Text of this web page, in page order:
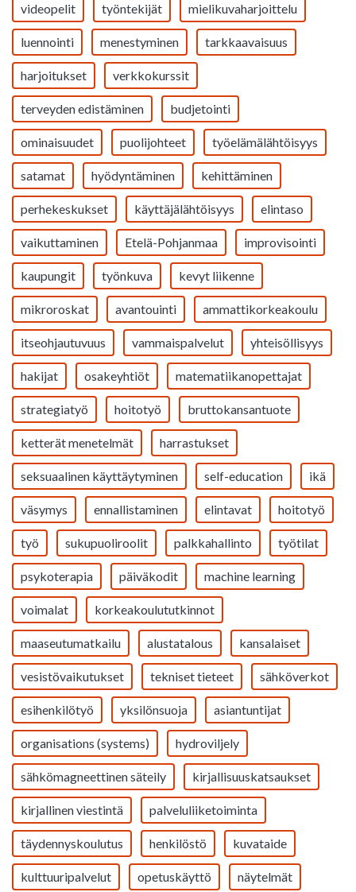
videopelit työntekijät mielikuvaharjoittelu
luennointi menestyminen tarkkaavaisuus
harjoitukset verkkokurssit
terveyden edistäminen budjetointi
ominaisuudet puolijohteet työelämälähtöisyys
satamat hyödyntäminen kehittäminen
perhekeskukset käyttäjälähtöisyys elintaso
vaikuttaminen Etelä-Pohjanmaa improvisointi
kaupungit työnkuva kevyt liikenne
mikroroskat avantouinti ammattikorkeakoulu
itseohjautuvuus vammaispalvelut yhteisöllisyys
hakijat osakeyhtiöt matematiikanopettajat
strategiatyö hoitotyö bruttokansantuote
ketterät menetelmät harrastukset
seksuaalinen käyttäytyminen self-education ikä
väsymys ennallistaminen elintavat hoitotyö
työ sukupuoliroolit palkkahallinto työtilat
psykoterapia päiväkodit machine learning
voimalat korkeakoulututkinnot
maaseutumatkailu alustatalous kansalaiset
vesistövaikutukset tekniset tieteet sähköverkot
esihenkilötyö yksilönsuoja asiantuntijat
organisations (systems) hydroviljely
sähkömagneettinen säteily kirjallisuuskatsaukset
kirjallinen viestintä palveluliiketoiminta
täydennyskoulutus henkilöstö kuvataide
kulttuuripalvelut opetuskäyttö näytelmät